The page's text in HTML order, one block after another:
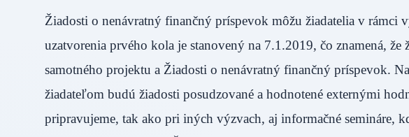
Žiadosti o nenávratný finančný príspevok môžu žiadatelia v
uzatvorenia prvého kola je stanovený na 7.1.2019, čo znamená, že
samotného projektu a Žiadosti o nenávratný finančný príspevok.
žiadateľom budú žiadosti posudzované a hodnotené externými
pripravujeme, tak ako pri iných výzvach, aj informačné semináre,